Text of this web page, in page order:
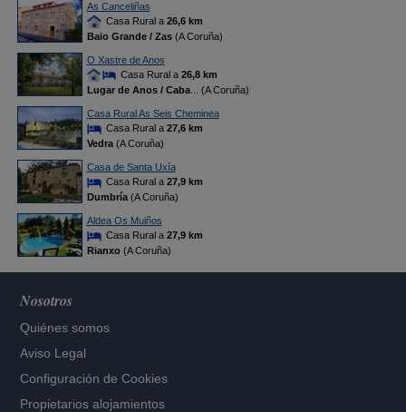
As Canceliñas
Casa Rural a 26,6 km
Baio Grande / Zas(A Coruña)
O Xastre de Anos
Casa Rural a 26,8 km
Lugar de Anos / Caba... (A Coruña)
Casa Rural As Seis Cheminea
Casa Rural a 27,6 km
Vedra(A Coruña)
Casa de Santa Uxía
Casa Rural a 27,9 km
Dumbría(A Coruña)
Aldea Os Muiños
Casa Rural a 27,9 km
Rianxo(A Coruña)
Nosotros
Quiénes somos
Aviso Legal
Configuración de Cookies
Propietarios alojamientos